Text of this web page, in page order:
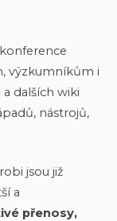
výzkumníkům i
a dalších wiki
nástrojů,
jsou již
a
přenosy,